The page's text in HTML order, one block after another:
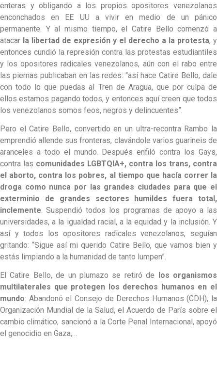
enteras y obligando a los propios opositores venezolanos
enconchados en EE UU a vivir en medio de un pánico
permanente. Y al mismo tiempo, el Catire Bello comenzó a
atacar la libertad de expresión y el derecho a la protesta, y
entonces cundió la represión contra las protestas estudiantiles
y los opositores radicales venezolanos, aún con el rabo entre
las piernas publicaban en las redes: “así hace Catire Bello, dale
con todo lo que puedas al Tren de Aragua, que por culpa de
ellos estamos pagando todos, y entonces aquí creen que todos
los venezolanos somos feos, negros y delincuentes”.
Pero el Catire Bello, convertido en un ultra-recontra Rambo la
emprendió allende sus fronteras, clavándole varios guarineis de
aranceles a todo el mundo. Después enfiló contra los Gays,
contra las comunidades LGBTQIA+, contra los trans, contra
el aborto, contra los pobres, al tiempo que hacía correr la
droga como nunca por las grandes ciudades para que el
exterminio de grandes sectores humildes fuera total,
inclemente. Suspendió todos los programas de apoyo a las
universidades, a la igualdad racial, a la equidad y la inclusión. Y
así y todos los opositores radicales venezolanos, seguían
gritando: “Sigue así mi querido Catire Bello, que vamos bien y
estás limpiando a la humanidad de tanto lumpen”.
El Catire Bello, de un plumazo se retiró de
los organismos
multilaterales que protegen los derechos humanos en el
mundo: Abandonó el Consejo de Derechos Humanos (CDH), la
Organización Mundial de la Salud, el Acuerdo de París sobre el
cambio climático, sancionó a la Corte Penal Internacional, apoyó
el genocidio en Gaza,…